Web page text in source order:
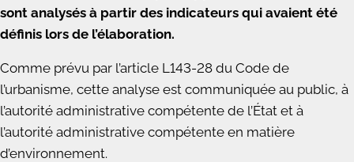
sont analysés à partir des indicateurs qui avaient été
définis lors de l’élaboration.
Comme prévu par l’article L143-28 du Code de
l’urbanisme, cette analyse est communiquée au public, à
l’autorité administrative compétente de l’État et à
l’autorité administrative compétente en matière
d’environnement.